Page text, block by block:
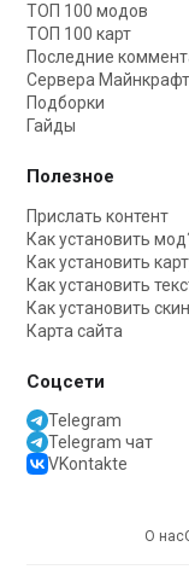
ТОП 100 модов
ТОП 100 карт
Последние
Сервера Майнкрафт
Подборки
Гайды
Полезное
Прислать контент
Как установить
Как установить
Как установить
Как установить
Карта сайта
Соцсети
Telegram
Telegram чат
VKontakte
О нас